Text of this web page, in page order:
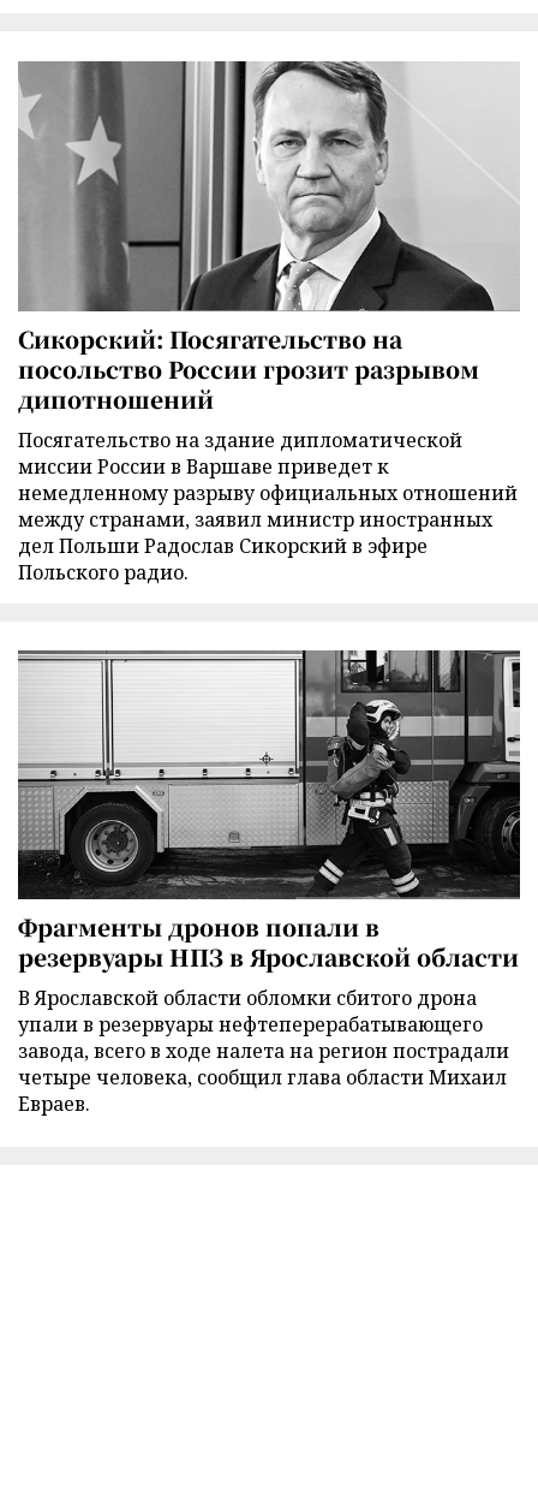
Сикорский: Посягательство на
посольство России грозит разрывом
дипотношений
Посягательство на здание дипломатической
миссии России в Варшаве приведет к
немедленному разрыву официальных отношений
между странами, заявил министр иностранных
дел Польши Радослав Сикорский в эфире
Польского радио.
Фрагменты дронов попали в
резервуары НПЗ в Ярославской области
В Ярославской области обломки сбитого дрона
упали в резервуары нефтеперерабатывающего
завода, всего в ходе налета на регион пострадали
четыре человека, сообщил глава области Михаил
Евраев.